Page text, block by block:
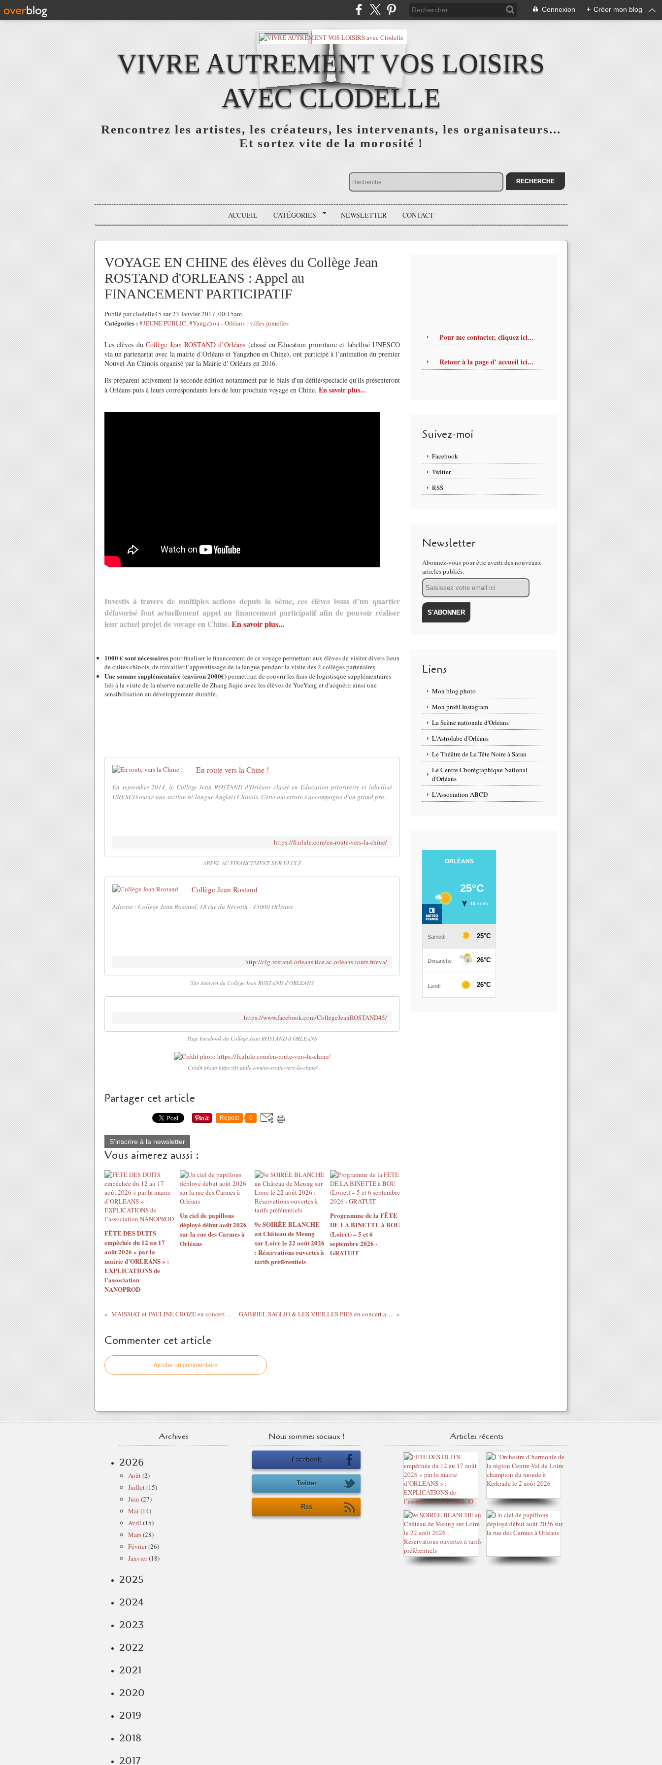
Connexion + Créer mon blog
VIVRE AUTREMENT VOS LOISIRS
AVEC CLODELLE
Rencontrez les artistes, les créateurs, les intervenants, les organisateurs...
Et sortez vite de la morosité !
ACCUEIL CATÉGORIES NEWSLETTER CONTACT
VOYAGE EN CHINE des élèves du Collège Jean
ROSTAND d'ORLEANS : Appel au
FINANCEMENT PARTICIPATIF
Publié par clodelle45 sur 23 Janvier 2017, 00:15am
Catégories : #JEUNE PUBLIC,#Yangzhou - Orléans : villes jumelles
Les élèves duCollège Jean ROSTAND d’Orléans (classé en Education prioritaire et labellisé UNESCO
via un partenariat avec la mairie d’Orléans et Yangzhou en Chine), ont participé à l’animation du premier
Nouvel An Chinois organisé par la Mairie d' Orléans en 2016.
Ils préparent activement la seconde édition notamment par le biais d'un défilé/spectacle qu'ils présenteront
à Orléans puis à leurs correspondants lors de leur prochain voyage en Chine. En savoir plus...
Investis à travers de multiples actions depuis la 6ème, ces élèves issus d’un quartier
défavorisé font actuellement appel au financement participatif afin de pouvoir réaliser
leur actuel projet de voyage en Chine. En savoir plus...
1000 € sont nécessairespour finaliser le financement de ce voyage permettant aux élèves de visiter divers lieux
de cultes chinois, de travailler l’apprentissage de la langue pendant la visite des 2 collèges partenaires.
Une somme supplémentaire (environ 2000€)permettrait de couvrir les frais de logistisque supplémentaires
liés à la visite de la réserve naturelle de Zhang Jiajie avec les élèves de YueYang et d'acquérir ainsi une
sensibilisation au développement durable.
En route vers la Chine !
En septembre 2014, le Collège Jean ROSTAND d'Orléans classé en Education prioritaire et labellisé
UNESCO ouvre une section bi-langue Anglais Chinois. Cette ouverture s'accompagne d'un grand pro...
https://fr.ulule.com/en-route-vers-la-chine/
APPEL AU FINANCEMENT SUR ULULE
Collège Jean Rostand
Adresse : Collège Jean Rostand, 18 rue du Nécotin - 45000 Orléans
http://clg-rostand-orleans.tice.ac-orleans-tours.fr/eva/
Site internet du Collège Jean ROSTAND d'ORLEANS
https://www.facebook.com/CollegeJeanROSTAND45/
Page Facebook du Collège Jean ROSTAND d'ORLEANS
Crédit photo https://fr.ulule.com/en-route-vers-la-chine/
Partager cet article
Repost 0
S'inscrire à la newsletter
Vous aimerez aussi :
FÊTE DES DUITS
empêchée du 12 au 17
août 2026 « par la
mairie d’ORLEANS » :
EXPLICATIONS de
l’association
NANOPROD
Un ciel de papillons
déployé début août 2026
sur la rue des Carmes à
Orléans
9e SOIRÉE BLANCHE
au Château de Meung
sur Loire le 22 août 2026
: Réservations ouvertes à
tarifs préférentiels
Programme de la FÊTE
DE LA BINETTE à BOU
(Loiret) – 5 et 6
septembre 2026 -
GRATUIT
MAISSIAT et PAULINE CROZE en concert à St JEAN DE LA RUELLE : retour en images GABRIEL SAGLIO & LES VIEILLES PIES en concert au CLUB DE LA CHESNAYE le vendredi 24 Février 2017
Commenter cet article
Ajouter un commentaire
Pour me contacter, cliquez ici...
Retour à la page d' accueil ici...
Suivez-moi
Facebook
Twitter
RSS
Newsletter
Abonnez-vous pour être averti des nouveaux
articles publiés.
Email
Liens
Mon blog photo
Mon profil Instagram
La Scène nationale d'Orléans
L'Astrolabe d'Orléans
Le Théâtre de La Tête Noire à Saran
Le Centre Chorégraphique National
d'Orléans
L'Association ABCD
Archives
2026
Août(2)
Juillet(15)
Juin (27)
Mai (14)
Avril (15)
Mars(28)
Février(26)
Janvier(18)
2025
2024
2023
2022
2021
2020
2019
2018
2017
Nous sommes sociaux !
Facebook
Twitter
Rss
Articles récents